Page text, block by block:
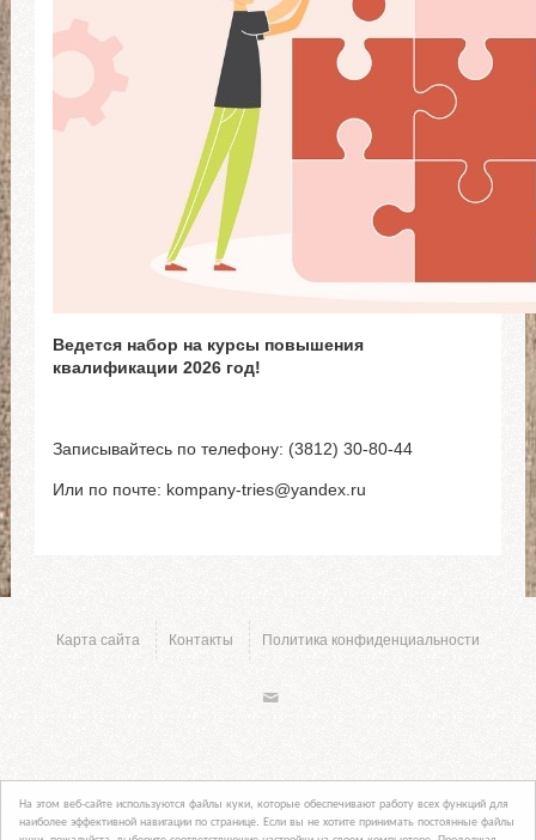
На этом веб-сайте используются файлы куки, которые обеспечивают работу всех функций для
наиболее эффективной навигации по странице. Если вы не хотите принимать постоянные файлы
Ведется набор на курсы повышения
квалификации 2026 год!
Записывайтесь по телефону: (3812) 30-80-44
Или по почте: kompany-tries@yandex.ru
Карта сайта Контакты Политика конфиденциальности